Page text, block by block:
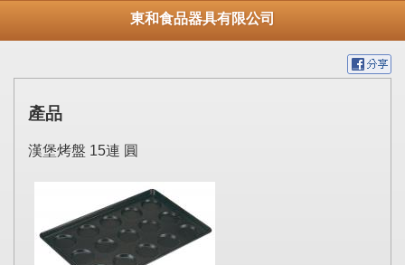
東和食品器具有限公司
產品
漢堡烤盤 15連 圓